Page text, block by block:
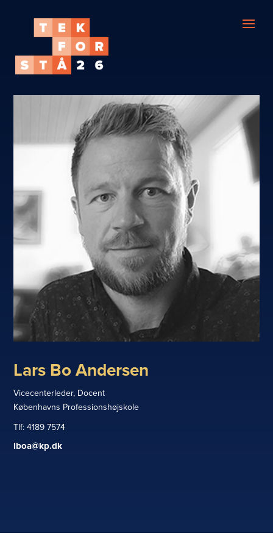
Lars Bo Andersen
Vicecenterleder, Docent
Københavns Professionshøjskole
4189 7574
lboa@kp.dk